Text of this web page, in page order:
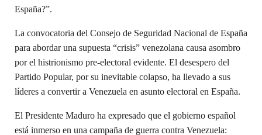
España?”.
La convocatoria del Consejo de Seguridad Nacional de España
para abordar una supuesta “crisis” venezolana causa asombro
por el histrionismo pre-electoral evidente. El desespero del
Partido Popular, por su inevitable colapso, ha llevado a sus
líderes a convertir a Venezuela en asunto electoral en España.
El Presidente Maduro ha expresado que el gobierno español
está inmerso en una campaña de guerra contra Venezuela: